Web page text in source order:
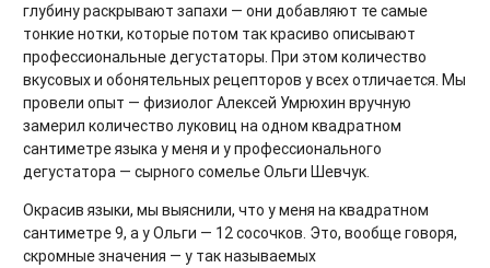
глубину раскрывают запахи — они добавляют те самые
тонкие нотки, которые потом так красиво описывают
профессиональные дегустаторы. При этом количество
вкусовых и обонятельных рецепторов у всех отличается. Мы
провели опыт — физиолог Алексей Умрюхин вручную
замерил количество луковиц на одном квадратном
сантиметре языка у меня и у профессионального
дегустатора — сырного сомелье Ольги Шевчук.
Окрасив языки, мы выяснили, что у меня на квадратном
сантиметре 9, а у Ольги — 12 сосочков. Это, вообще говоря,
скромные значения — у так называемых